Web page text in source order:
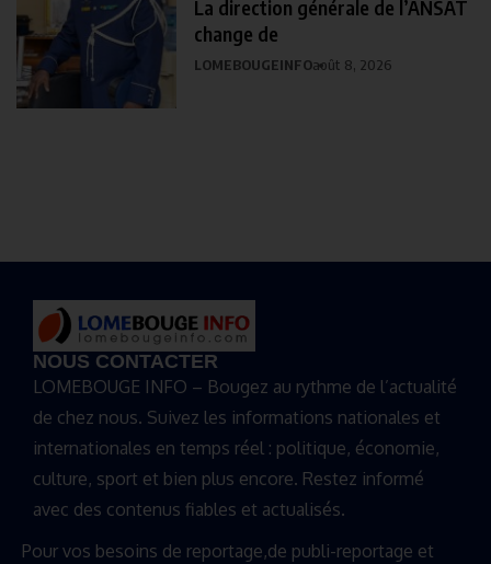
La direction générale de l’ANSAT
change de
LOMEBOUGEINFOaoût 8, 2026
NOUS CONTACTER
LOMEBOUGE INFO – Bougez au rythme de l’actualité
de chez nous. Suivez les informations nationales et
internationales en temps réel : politique, économie,
culture, sport et bien plus encore. Restez informé
avec des contenus fiables et actualisés.
Pour vos besoins de reportage,de publi-reportage et